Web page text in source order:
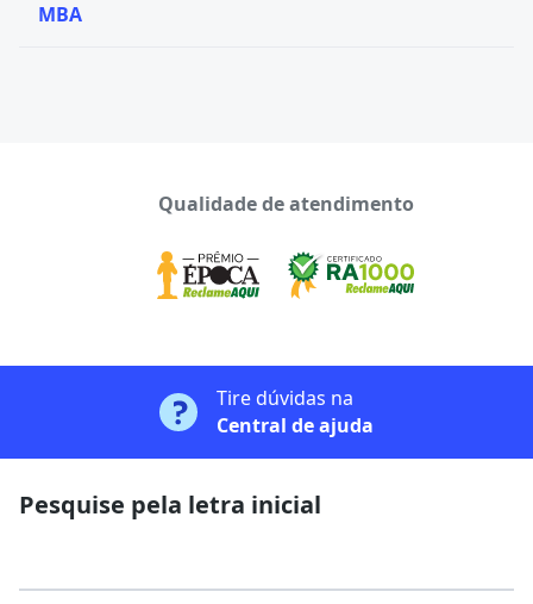
MBA
Qualidade de atendimento
Tire dúvidas na
Central de ajuda
Pesquise pela letra inicial